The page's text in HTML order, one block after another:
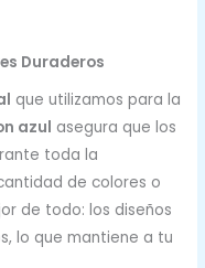
Duraderos
que utilizamos para la
azul asegura que los
toda la
de colores o
de todo: los diseños
lo que mantiene a tu